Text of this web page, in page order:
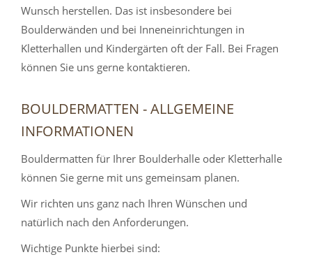
Wunsch herstellen. Das ist insbesondere bei
Boulderwänden und bei Inneneinrichtungen in
Kletterhallen und Kindergärten oft der Fall. Bei Fragen
können Sie uns gerne kontaktieren.
BOULDERMATTEN - ALLGEMEINE
INFORMATIONEN
Bouldermatten für Ihrer Boulderhalle oder Kletterhalle
können Sie gerne mit uns gemeinsam planen.
Wir richten uns ganz nach Ihren Wünschen und
natürlich nach den Anforderungen.
Wichtige Punkte hierbei sind: